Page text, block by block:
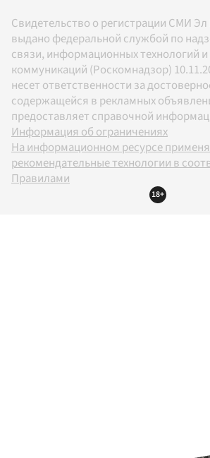
Свидетельство о регистрации СМИ
выдано федеральной службой по
связи, информационных технологий
коммуникаций (Роскомнадзор)
несет ответственности за
содержащейся в рекламных
предоставляет справочной
Информация об ограничениях
На информационном ресурсе
рекомендательные технологии в
Правилами
18+